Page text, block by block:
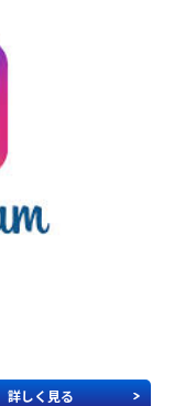
詳しく見る